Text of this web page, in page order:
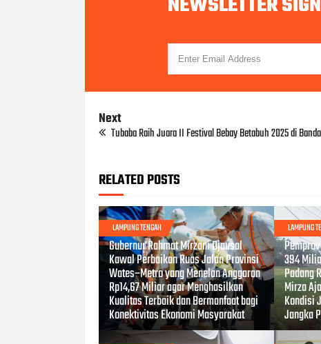
Next
Tubaba Raih Juara II Festival Bebay Betabuh 2025 di
RELATED POSTS
LAMPUNG TENGAH
APR 22, 2026
Gubernur Rahmat Mirzani Djausal
Kawal Perbaikan Ruas Jalan Provinsi
Wates–Metro yang Menelan Anggaran
Rp14,67 Miliar agar Menghasilkan
Kualitas Terbaik dan Bermanfaat bagi
Konektivitas Ekonomi Masyarakat
LAMPUNG
APR 03,
394
Padang
Mirza
Kondisi
Jangka